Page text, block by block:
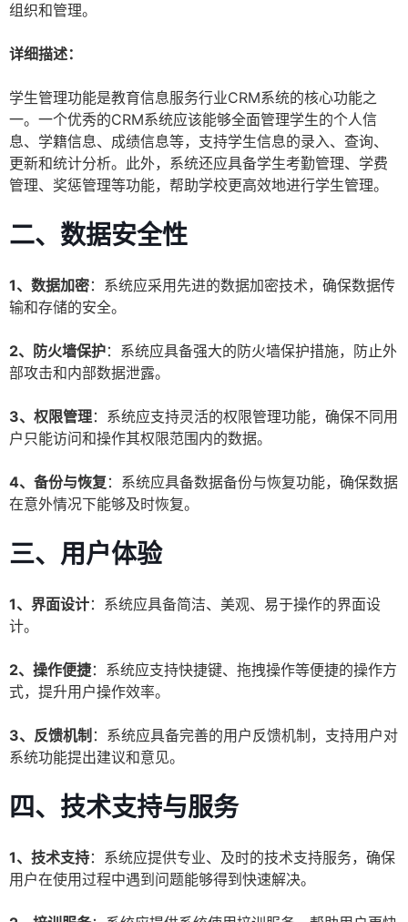
组织和管理。
详细描述：
学生管理功能是教育信息服务行业CRM系统的核心功能之
一。一个优秀的CRM系统应该能够全面管理学生的个人信
息、学籍信息、成绩信息等，支持学生信息的录入、查询、
更新和统计分析。此外，系统还应具备学生考勤管理、学费
管理、奖惩管理等功能，帮助学校更高效地进行学生管理。
二、数据安全性
1、数据加密：系统应采用先进的数据加密技术，确保数据传
输和存储的安全。
2、防火墙保护：系统应具备强大的防火墙保护措施，防止外
部攻击和内部数据泄露。
3、权限管理：系统应支持灵活的权限管理功能，确保不同用
户只能访问和操作其权限范围内的数据。
4、备份与恢复 ：系统应具备数据备份与恢复功能，确保数据
在意外情况下能够及时恢复。
三、用户体验
1、界面设计：系统应具备简洁、美观、易于操作的界面设
计。
2、操作便捷：系统应支持快捷键、拖拽操作等便捷的操作方
式，提升用户操作效率。
3、反馈机制 ：系统应具备完善的用户反馈机制，支持用户对
系统功能提出建议和意见。
四、技术支持与服务
1、技术支持：系统应提供专业、及时的技术支持服务，确保
用户在使用过程中遇到问题能够得到快速解决。